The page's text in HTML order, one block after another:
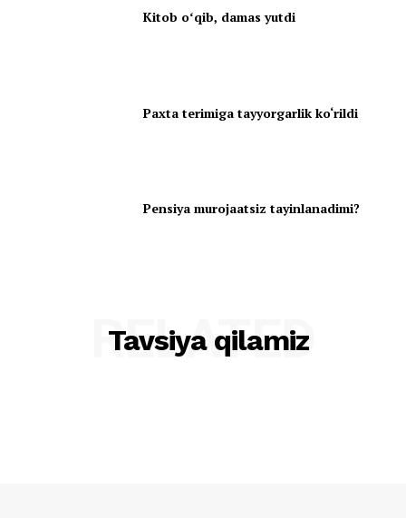
Kitob oʻqib, damas yutdi
Paxta terimiga tayyorgarlik ko‘rildi
Pensiya murojaatsiz tayinlanadimi?
Tavsiya qilamiz
RELATED